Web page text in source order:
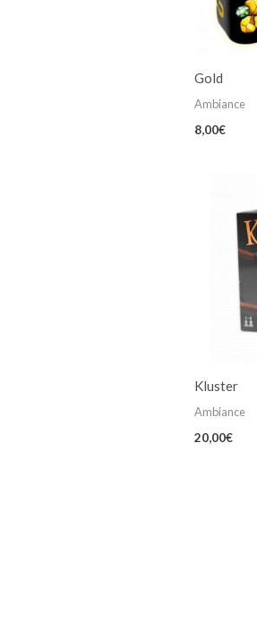
Gold
Ambiance
8,00€
Kluster
Ambiance
20,00€